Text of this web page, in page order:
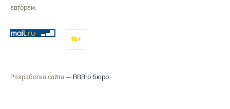
авторам.
16+
Разработка сайта — BBBro бюро